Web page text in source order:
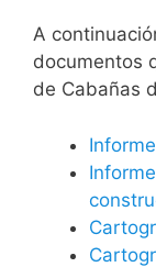
A
documentos
de Cabañas